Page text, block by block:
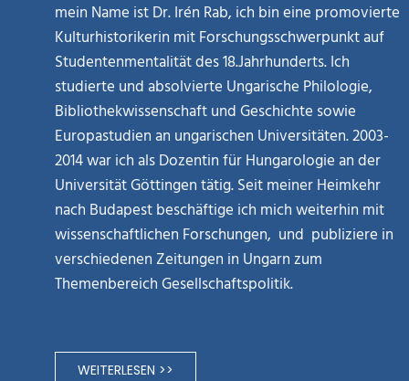
mein Name ist Dr. Irén Rab, ich bin eine promovierte
Kulturhistorikerin mit Forschungsschwerpunkt auf
Studentenmentalität des 18.Jahrhunderts. Ich
studierte und absolvierte Ungarische Philologie,
Bibliothekwissenschaft und Geschichte sowie
Europastudien an ungarischen Universitäten. 2003-
2014 war ich als Dozentin für Hungarologie an der
Universität Göttingen tätig. Seit meiner Heimkehr
nach Budapest beschäftige ich mich weiterhin mit
wissenschaftlichen Forschungen, und publiziere in
verschiedenen Zeitungen in Ungarn zum
Themenbereich Gesellschaftspolitik.
WEITERLESEN >>